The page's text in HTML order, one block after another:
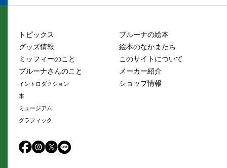
トピックス
グッズ情報
ミッフィーのこと
ブルーナさんのこと
イントロダクション
本
ミュージアム
グラフィック
ブルーナの絵本
絵本のなかまたち
このサイトについて
メーカー紹介
ショップ情報